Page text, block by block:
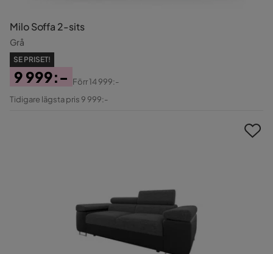
Milo Soffa 2-sits
Grå
SE PRISET!
Pris
9 999:-
Original
Förr14 999:-
Tidigare lägsta pris 9 999:-